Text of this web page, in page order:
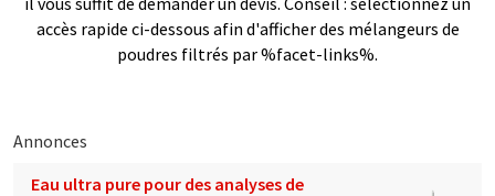
accès rapide ci-dessous afin d'afficher des mélangeurs de
poudres filtrés par %facet-links%.
Annonces
Eau ultra pure pour des analyses de